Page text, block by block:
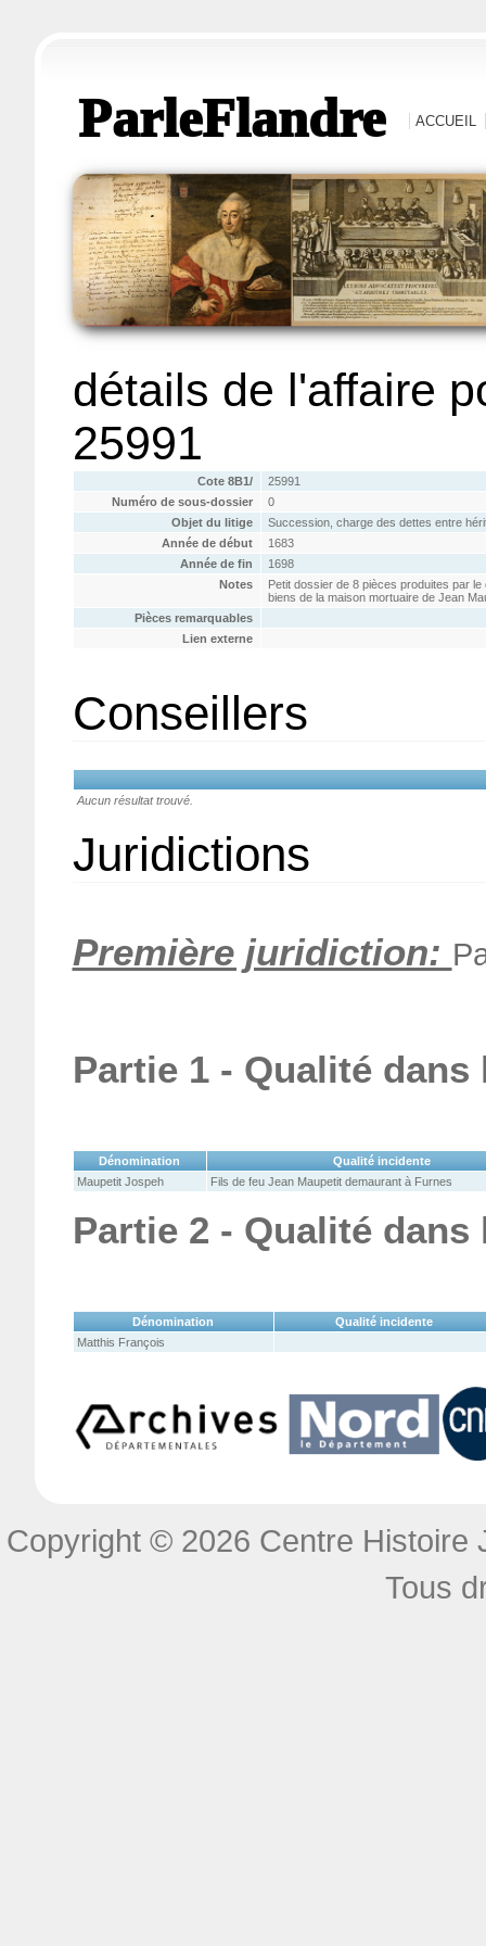
ParleFlandre ACCUEIL
détails de l'affaire
25991
Cote 8B1/
25991
Numéro de sous-dossier
0
Objet du litige
Succession, charge des dettes entre
Année de début
1683
Année de fin
1698
Notes
Petit dossier de 8 pièces produites par
biens de la maison mortuaire de Jean
Pièces remarquables
Lien externe
Conseillers
Aucun résultat trouvé.
Juridictions
Première juridiction:
Partie 1 - Qualité
Dénomination
Qualité incidente
Maupetit Jospeh
Fils de feu Jean Maupetit demaurant à Furnes
Partie 2 - Qualité
Dénomination
Qualité incidente
Matthis François
Copyright © 2026 Centre Histoire
Tous